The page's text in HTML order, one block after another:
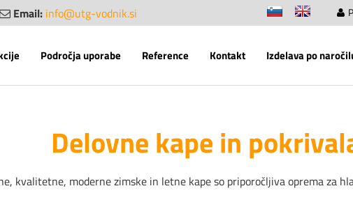
Email: info@utg-vodnik.si
Področja uporabe Reference Kontakt Izdelava po
Delovne kape in
kvalitetne, moderne zimske in letne kape so priporočljiva oprema za